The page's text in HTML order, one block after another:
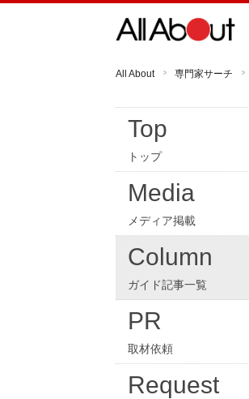
All About 専門家サーチ
Top
トップ
Media
メディア掲載
Column
ガイド記事一覧
PR
取材依頼
Request